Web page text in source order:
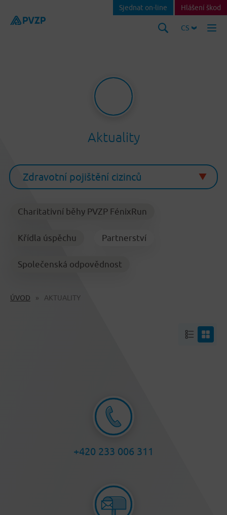
CS
Sjednat on-line Hlášení škod
Aktuality
Charitativní běhy PVZP FénixRun
Křídla úspěchu Partnerství
Společenská odpovědnost
ÚVOD AKTUALITY
+420 233 006 311